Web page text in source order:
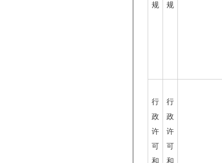
规
规
行
政
许
可
和
行
政
许
可
和